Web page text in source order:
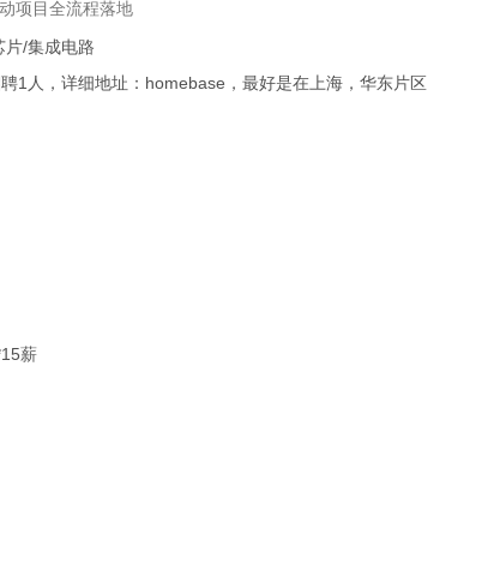
项目全流程落地
片/集成电路
聘1人，详细地址：homebase，最好是在上海，华东片区
薪